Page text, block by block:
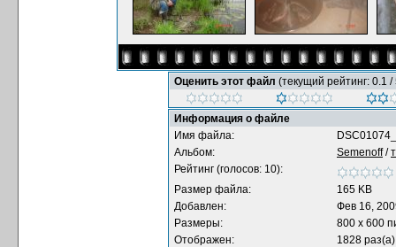
Оценить этот файл (текущий рейтинг: 0.1 /
Информация о файле
Имя файла:
Альбом:
Semenoff/
Рейтинг (голосов: 10):
Размер файла:
165 KB
Добавлен:
Фев 16,
Размеры:
800 x 600
Отображен:
1828 раз(а)